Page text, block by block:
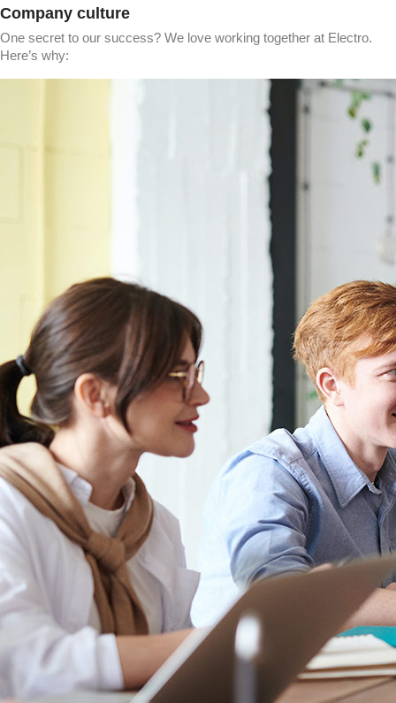
Company culture
One secret to our success? We love working together at Electro.
Here’s why: